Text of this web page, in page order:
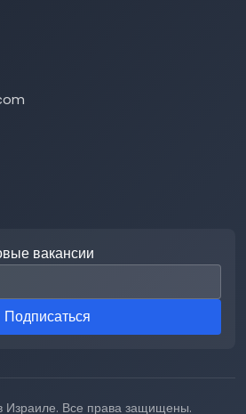
вакансии
Подписаться
Израиле. Все права защищены.